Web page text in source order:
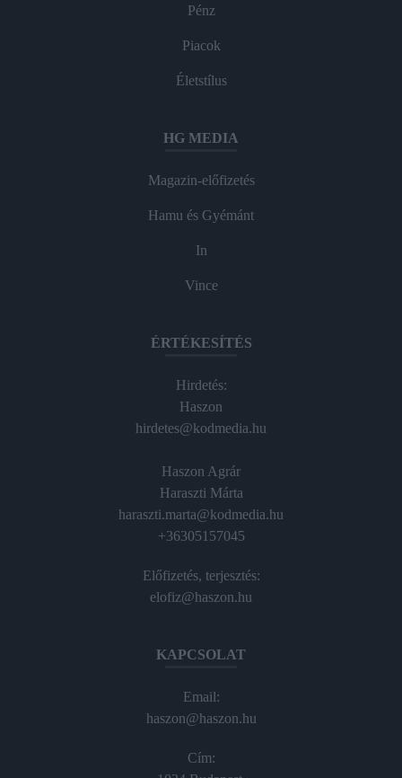
Pénz
Piacok
Életstílus
HG MEDIA
Magazin-előfizetés
Hamu és Gyémánt
In
Vince
ÉRTÉKESÍTÉS
Hirdetés:
Haszon
hirdetes@kodmedia.hu
Haszon Agrár
Haraszti Márta
haraszti.marta@kodmedia.hu
+36305157045
Előfizetés, terjesztés:
elofiz@haszon.hu
KAPCSOLAT
Email:
haszon@haszon.hu
Cím: